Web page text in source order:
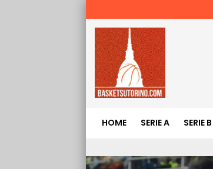
HOME SERIE A SERIE B